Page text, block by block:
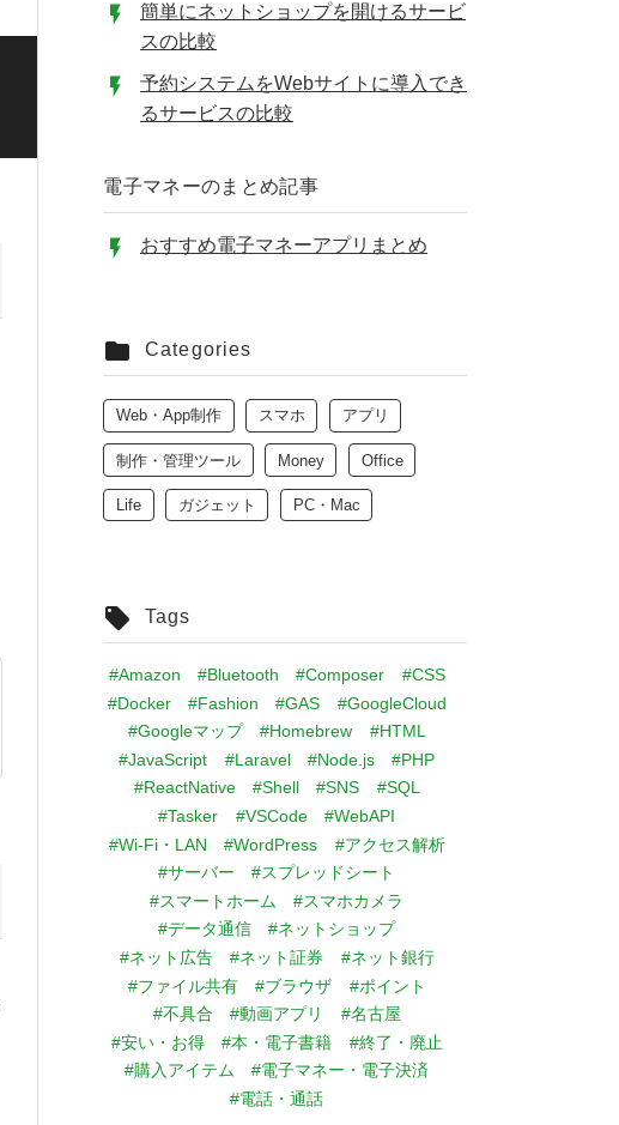
簡単にネットショップを開けるサービ
スの比較
予約システムをWebサイトに導入でき
るサービスの比較
電子マネーのまとめ記事
おすすめ電子マネーアプリまとめ
Categories
Web・App制作 スマホ アプリ
制作・管理ツール Money Office
Life ガジェット PC・Mac
Tags
#Amazon #Bluetooth #Composer
#CSS
#Docker
#Fashion #GAS
#GoogleCloud
#Googleマップ
#Homebrew
#HTML
#JavaScript
#Laravel #Node.js
#PHP
#ReactNative
#Shell #SNS
#SQL
#Tasker
#VSCode
#WebAPI
#Wi-Fi・LAN
#WordPress
#アクセス解析
#サーバー
#スプレッドシート
#スマートホーム
#スマホカメラ
#データ通信
#ネットショップ
#ネット広告
#ネット証券
#ネット銀行
#ファイル共有
#ブラウザ
#ポイント
#不具合
#動画アプリ
#名古屋
#安い・お得
#本・電子書籍
#終了・廃止
#購入アイテム
#電子マネー・電子決済
#電話・通話